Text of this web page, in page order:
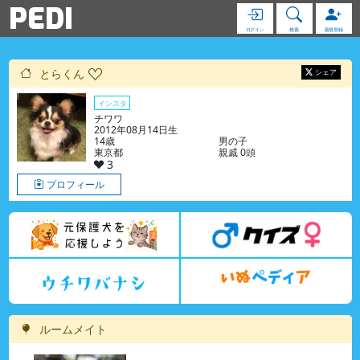
PEDI ログイン 検索 新規登録
とらくん シェア
インスタ
チワワ
2012年08月14日生
14歳
男の子
東京都
親戚 0頭
3
プロフィール
ルームメイト